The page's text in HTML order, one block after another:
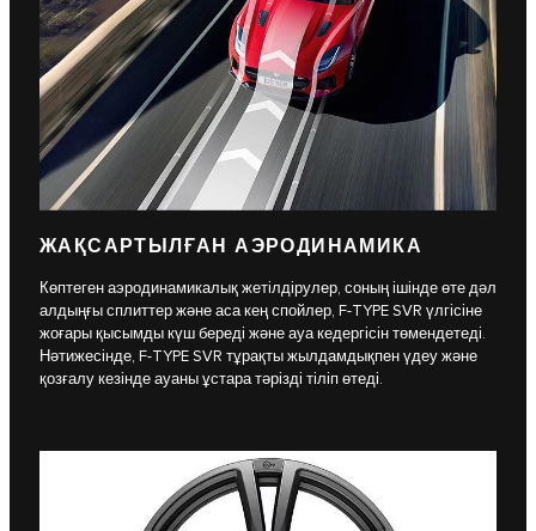
ЖАҚСАРТЫЛҒАН АЭРОДИНАМИКА
Көптеген аэродинамикалық жетілдірулер, соның ішінде өте дәл
алдыңғы сплиттер және аса кең спойлер, F-TYPE SVR үлгісіне
жоғары қысымды күш береді және ауа кедергісін төмендетеді.
Нәтижесінде, F-TYPE SVR тұрақты жылдамдықпен үдеу және
қозғалу кезінде ауаны ұстара тәрізді тіліп өтеді.